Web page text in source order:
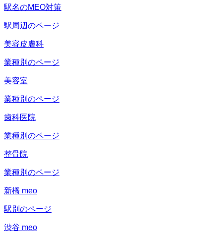
駅名のMEO対策
駅周辺のページ
美容皮膚科
業種別のページ
美容室
業種別のページ
歯科医院
業種別のページ
整骨院
業種別のページ
新橋 meo
駅別のページ
渋谷 meo